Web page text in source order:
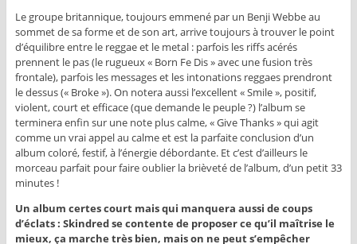
Le groupe britannique, toujours emmené par un Benji Webbe au
sommet de sa forme et de son art, arrive toujours à trouver le point
d’équilibre entre le reggae et le metal : parfois les riffs acérés
prennent le pas (le rugueux « Born Fe Dis » avec une fusion très
frontale), parfois les messages et les intonations reggaes prendront
le dessus (« Broke »). On notera aussi l’excellent « Smile », positif,
violent, court et efficace (que demande le peuple ?) l’album se
terminera enfin sur une note plus calme, « Give Thanks » qui agit
comme un vrai appel au calme et est la parfaite conclusion d’un
album coloré, festif, à l’énergie débordante. Et c’est d’ailleurs le
morceau parfait pour faire oublier la brièveté de l’album, d’un petit 33
minutes !
Un album certes court mais qui manquera aussi de coups
d’éclats : Skindred se contente de proposer ce qu’il maîtrise le
mieux, ça marche très bien, mais on ne peut s’empêcher